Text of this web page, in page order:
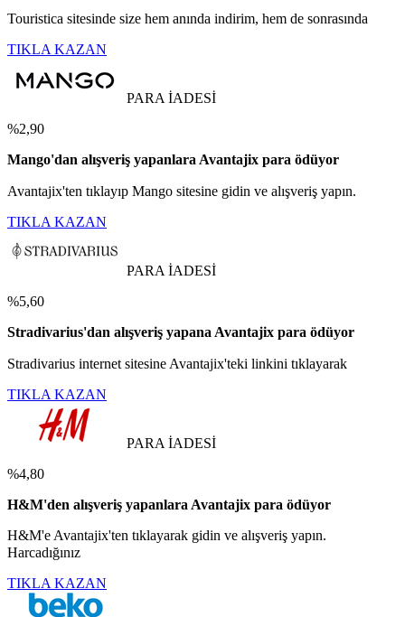
Touristica sitesinde size hem anında indirim, hem de sonrasında
TIKLA KAZAN
PARA İADESİ
%2,90
Mango'dan alışveriş yapanlara Avantajix para ödüyor
Avantajix'ten tıklayıp Mango sitesine gidin ve alışveriş yapın.
TIKLA KAZAN
PARA İADESİ
%5,60
Stradivarius'dan alışveriş yapana Avantajix para ödüyor
Stradivarius internet sitesine Avantajix'teki linkini tıklayarak
TIKLA KAZAN
PARA İADESİ
%4,80
H&M'den alışveriş yapanlara Avantajix para ödüyor
H&M'e Avantajix'ten tıklayarak gidin ve alışveriş yapın.
Harcadığınız
TIKLA KAZAN